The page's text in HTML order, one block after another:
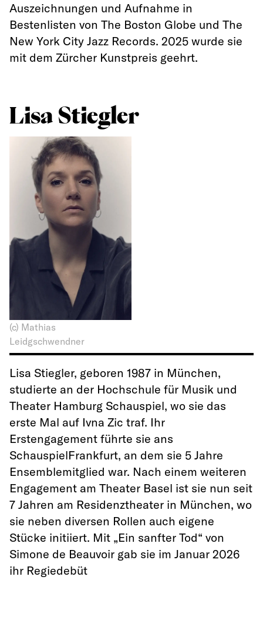
Auszeichnungen und Aufnahme in
Bestenlisten von The Boston Globe und The
New York City Jazz Records. 2025 wurde sie
mit dem Zürcher Kunstpreis geehrt.
Lisa Stiegler
(c) Mathias
Leidgschwendner
Lisa Stiegler, geboren 1987 in München,
studierte an der Hochschule für Musik und
Theater Hamburg Schauspiel, wo sie das
erste Mal auf Ivna Zic traf. Ihr
Erstengagement führte sie ans
SchauspielFrankfurt, an dem sie 5 Jahre
Ensemblemitglied war. Nach einem weiteren
Engagement am Theater Basel ist sie nun seit
7 Jahren am Residenztheater in München, wo
sie neben diversen Rollen auch eigene
Stücke initiiert. Mit „Ein sanfter Tod“ von
Simone de Beauvoir gab sie im Januar 2026
ihr Regiedebüt